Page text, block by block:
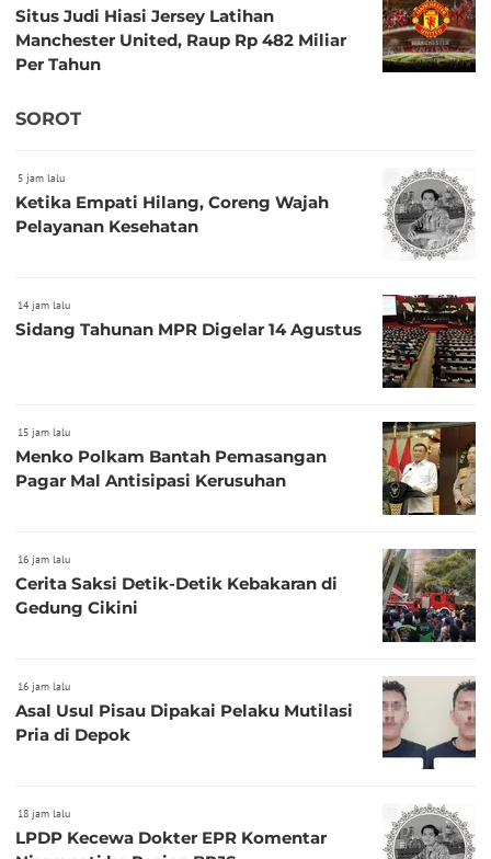
Situs Judi Hiasi Jersey Latihan
Manchester United, Raup Rp 482 Miliar
Per Tahun
SOROT
5 jam lalu
Ketika Empati Hilang, Coreng Wajah
Pelayanan Kesehatan
14 jam lalu
Sidang Tahunan MPR Digelar 14 Agustus
15 jam lalu
Menko Polkam Bantah Pemasangan
Pagar Mal Antisipasi Kerusuhan
16 jam lalu
Cerita Saksi Detik-Detik Kebakaran di
Gedung Cikini
16 jam lalu
Asal Usul Pisau Dipakai Pelaku Mutilasi
Pria di Depok
18 jam lalu
LPDP Kecewa Dokter EPR Komentar